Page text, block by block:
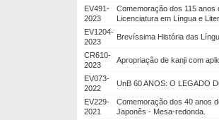
EV491-
2023
Comemoração dos 115
Licenciatura em Língua e
EV1204-
2023
Brevíssima História das
CR610-
2023
Apropriação de kanji com
EV073-
2022
UnB 60 ANOS: O LEGADO
EV229-
2021
Comemoração dos 40 anos
Japonês - Mesa-redonda.